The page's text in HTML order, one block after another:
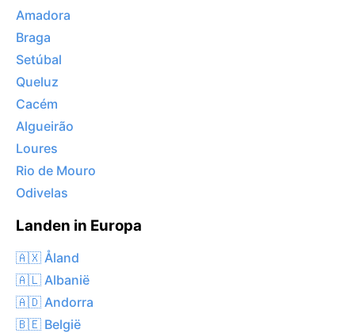
Amadora
Braga
Setúbal
Queluz
Cacém
Algueirão
Loures
Rio de Mouro
Odivelas
Landen in Europa
🇦🇽 Åland
🇦🇱 Albanië
🇦🇩 Andorra
🇧🇪 België